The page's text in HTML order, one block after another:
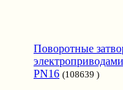
Поворотные
PN16 (108639 )